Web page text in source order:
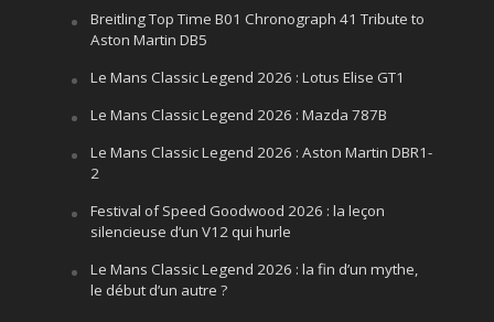
Breitling Top Time B01 Chronograph 41 Tribute to
Aston Martin DB5
Le Mans Classic Legend 2026 : Lotus Elise GT1
Le Mans Classic Legend 2026 : Mazda 787B
Le Mans Classic Legend 2026 : Aston Martin DBR1-
2
Festival of Speed Goodwood 2026 : la leçon
silencieuse d’un V12 qui hurle
Le Mans Classic Legend 2026 : la fin d’un mythe,
le début d’un autre ?